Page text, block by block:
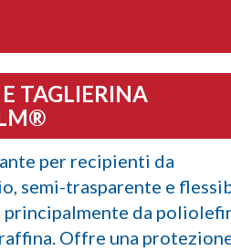
TAGLIERINA
per recipienti da
semi-trasparente e
principalmente da
Offre una